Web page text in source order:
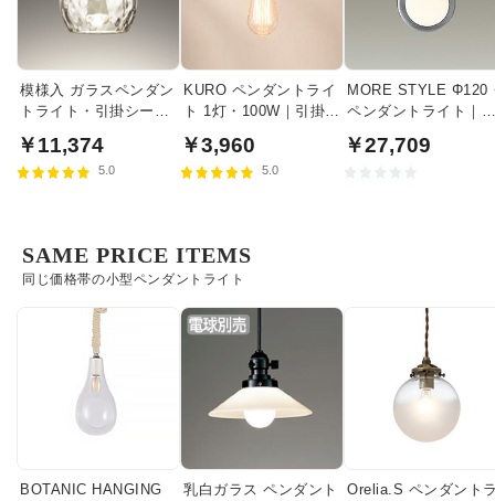
模様入 ガラスペンダン
トライト・引掛シーリ
￥11,374
5.0
KURO ペンダントライ
ト 1灯・100W｜引掛シ
￥3,960
5.0
MORE STYLE Φ120
ペンダントライト｜
￥27,709
同じ価格帯の小型ペンダントライト
SAME PRICE ITEMS
BOTANIC HANGING
乳白ガラス ペンダント
Orelia.S ペンダント